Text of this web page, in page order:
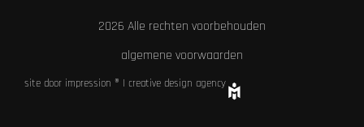
2026 Alle rechten voorbehouden
algemene voorwaarden
site door impression ® | creative design agency